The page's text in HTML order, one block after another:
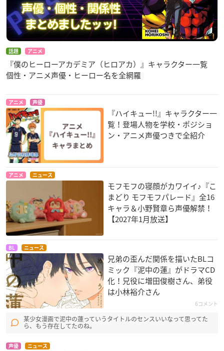
話題 アニメ
『僕のヒーローアカデミア（ヒロアカ）』キャラクター一覧
個性・アニメ声優・ヒーロー名を全網羅
アニメ 声優
『ハイキュー!!』キャラクター一
覧！登場人物を学校・ポジショ
ン・アニメ声優つきで全紹介
アニメ ニュース
モフモフの寝顔がカワイイ♪『こ
まどり モフモフパレード』全16
キャラ＆小野賢章ら声優解禁！
【2027年1月放送】
BL ニュース
兄弟の歪んだ関係を描いたBLコ
ミック『泥中の蓮』がドラマCD
化！兄役に増田俊樹さん、弟役
は小林裕介さん
6コメント
某少女漫画で泥中の蓮っていうタイトルのセンスいいなって思ってた
ら、もう存在してたのね。
声優 ニュース